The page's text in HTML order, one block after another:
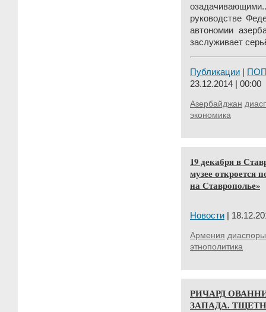
руководстве
автономии
заслуживает
Публикации
23.12.2014 | 00:00
Азербайджан
экономика
19 декабря в
музее откроется
на Ставрополье»
Новости |
Армения диаспоры
этнополитика
РИЧАРД
ЗАПАДА.